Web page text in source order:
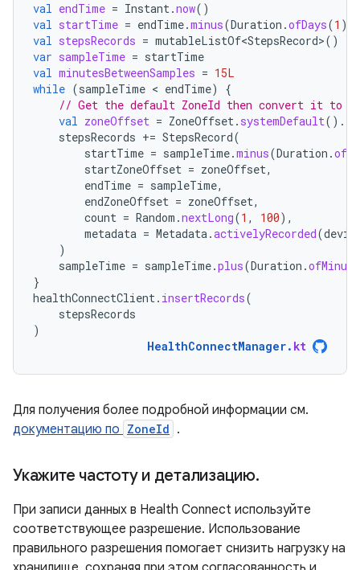
val endTime = Instant.now()
val startTime = endTime.minus(Duration .ofDays(1 ))
val stepsRecords = mutableListOf<StepsRecord>()
var sampleTime = startTime
val minutesBetweenSamples = 15L
while (sampleTime < endTime)
{
// Get the default ZoneId then convert it to
val zoneOffset = ZoneOffset. systemDefault().
stepsRecords += StepsRecord(
startTime = sampleTime.minus(Duration .
startZoneOffset = zoneOffset,
endTime = sampleTime,
endZoneOffset = zoneOffset,
count = Random .nextLong(1 , 100),
metadata = Metadata.activelyRecorded(
)
sampleTime = sampleTime.plus(Duration .
}
healthConnectClient. insertRecords(
stepsRecords
)
HealthConnectManager. kt
Для получения более подробной информации см.
документацию по ZoneId .
Укажите частоту и детализацию.
При записи данных в Health Connect используйте
соответствующее разрешение. Использование
правильного разрешения помогает снизить нагрузку на